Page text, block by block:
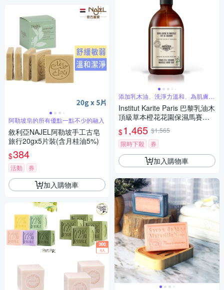
阿勒坡皂的所有優點一點不少的融入
敘利亞NAJEL阿勒坡手工古皂
旅行20gx5片裝(含月桂油5%)
$384
活動 券
加入購物車
添加乳木油、洗淨力溫和、為肌膚清
爽保濕
Institut Karite Paris 巴黎乳油木
頂級草本橙花花園保濕馬賽液
體皂 1000ml
$1,465 $1,565
限時下殺
券
加入購物車